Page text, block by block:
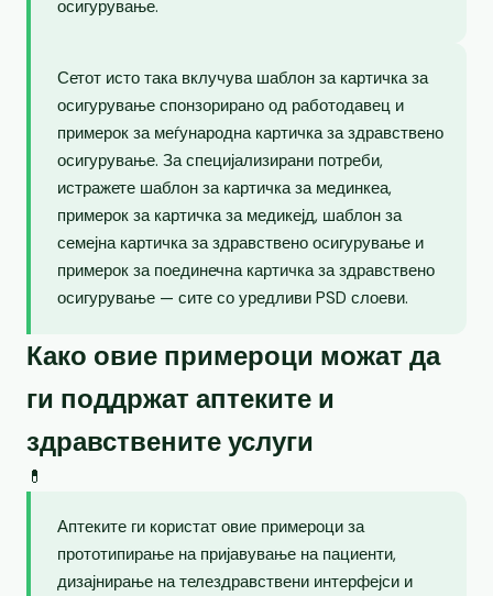
осигурување.
Сетот исто така вклучува шаблон за картичка за
осигурување спонзорирано од работодавец и
примерок за меѓународна картичка за здравствено
осигурување. За специјализирани потреби,
истражете шаблон за картичка за мединкеа,
примерок за картичка за медикејд, шаблон за
семејна картичка за здравствено осигурување и
примерок за поединечна картичка за здравствено
осигурување — сите со уредливи PSD слоеви.
Како овие примероци можат да
ги поддржат аптеките и
здравствените услуги
💊
Аптеките ги користат овие примероци за
прототипирање на пријавување на пациенти,
дизајнирање на телездравствени интерфејси и